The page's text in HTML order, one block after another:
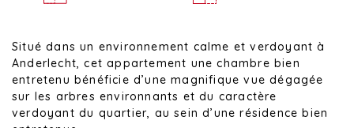
Situé dans un environnement calme et verdoyant à
Anderlecht, cet appartement une chambre bien
entretenu bénéficie d’une magnifique vue dégagée
sur les arbres environnants et du caractère
verdoyant du quartier, au sein d’une résidence bien